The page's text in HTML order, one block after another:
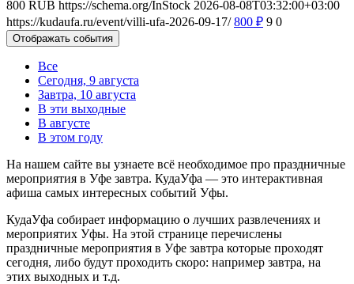
800 RUB https://schema.org/InStock 2026-08-08T03:32:00+03:00
https://kudaufa.ru/event/villi-ufa-2026-09-17/ 800 ₽ 9 0
Отображать события
Все
Сегодня, 9 августа
Завтра, 10 августа
В эти выходные
В августе
В этом году
На нашем сайте вы узнаете всё необходимое про праздничные
мероприятия в Уфе завтра. КудаУфа — это интерактивная
афиша самых интересных событий Уфы.
КудаУфа собирает информацию о лучших развлечениях и
мероприятих Уфы. На этой странице перечислены
праздничные мероприятия в Уфе завтра которые проходят
сегодня, либо будут проходить скоро: например завтра, на
этих выходных и т.д.